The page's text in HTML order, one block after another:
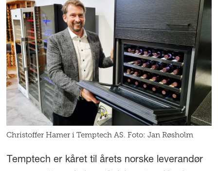
Christoffer Hamer i Temptech AS. Foto: Jan Røsholm
Temptech er kåret til årets norske leverandør